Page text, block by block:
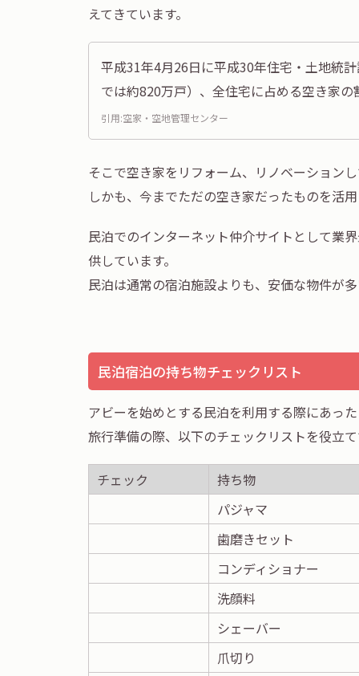
えてきています。
平成31年4月26日に平成30年住宅・土地統
では約820万戸）、全住宅に占める空き家
引用:空家・空地管理センター
そこで空き家をリフォーム、リノベーション
しかも、今までただの空き家だったものを活
民泊でのインターネット仲介サイトとして業
供しています。
民泊は通常の宿泊施設よりも、安価な物件が
民泊宿泊の持ち物チェックリスト
アビーを始めとする民泊を利用する際にあっ
旅行準備の際、以下のチェックリストを役立
チェック
持ち物
パジャマ
歯磨きセット
コンディショナー
洗顔料
シェーバー
爪切り